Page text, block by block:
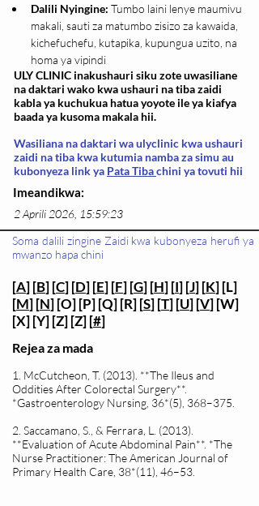
Dalili Nyingine: Tumbo laini lenye maumivu
makali, sauti za matumbo zisizo za kawaida,
kichefuchefu, kutapika, kupungua uzito, na
homa ya vipindi
ULY CLINIC inakushauri siku zote uwasiliane
na daktari wako kwa ushauri na tiba zaidi
kabla ya kuchukua hatua yoyote ile ya kiafya
baada ya kusoma makala hii.
Wasiliana na daktari wa ulyclinic kwa ushauri
zaidi na tiba kwa kutumia namba za simu au
kubonyeza link ya Pata Tibachini ya tovuti hii
Imeandikwa:
2 Aprili 2026, 15:59:23
Soma dalili zingine Zaidi kwa kubonyeza herufi ya
mwanzo hapa chini
[A] [B] [C] [D] [E] [F] [G] [H] [I] [J] [K] [L]
[M] [N] [O] [P] [Q] [R] [S] [T] [U] [V] [W]
[X] [Y] [Z] [Z] [#]
Rejea za mada
1. McCutcheon, T. (2013). **The Ileus and
Oddities After Colorectal Surgery**.
*Gastroenterology Nursing, 36*(5), 368–375.
2. Saccamano, S., & Ferrara, L. (2013).
**Evaluation of Acute Abdominal Pain**. *The
Nurse Practitioner: The American Journal of
Primary Health Care, 38*(11), 46–53.